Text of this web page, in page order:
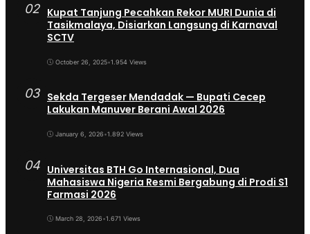
02 Kupat Tanjung Pecahkan Rekor MURI Dunia di
Tasikmalaya, Disiarkan Langsung di Karnaval
SCTV
October 26, 2025•1.954 Views
03 Sekda Tergeser Mendadak — Bupati Cecep
Lakukan Manuver Berani Awal 2026
January 6, 2026•1.892 Views
04 Universitas BTH Go Internasional, Dua
Mahasiswa Nigeria Resmi Bergabung di Prodi S1
Farmasi 2026
March 28, 2026•1.671 Views